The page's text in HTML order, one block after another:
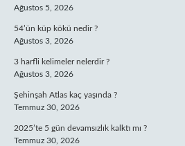
Ağustos 5, 2026
54’ün küp kökü nedir ?
Ağustos 3, 2026
3 harfli kelimeler nelerdir ?
Ağustos 3, 2026
Şehinşah Atlas kaç yaşında ?
Temmuz 30, 2026
2025’te 5 gün devamsızlık kalktı mı ?
Temmuz 30, 2026